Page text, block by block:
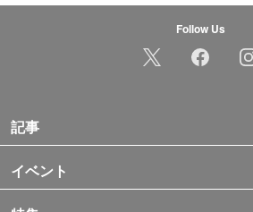
Follow Us
記事
イベント